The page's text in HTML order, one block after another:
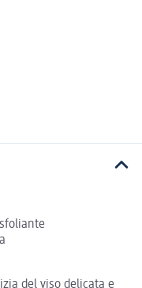
del viso delicata e